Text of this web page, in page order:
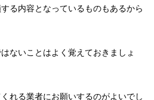
る内容となっているものもあるから
ないことはよく覚えておきましょ
れる業者にお願いするのがよいでし